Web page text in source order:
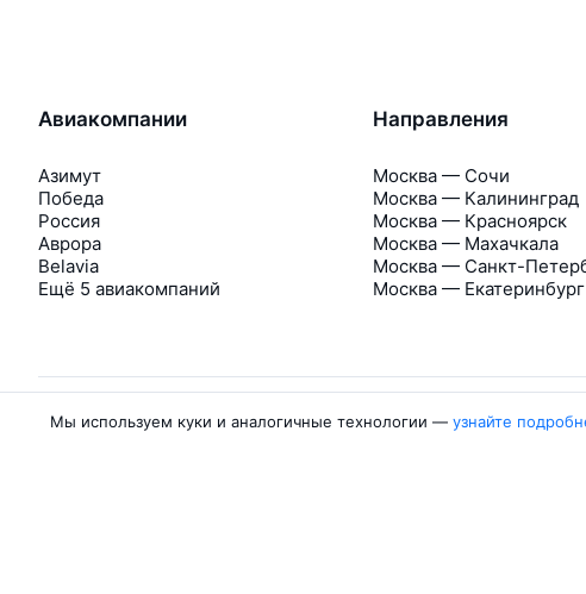
Авиакомпании
Азимут
Победа
Россия
Аврора
Belavia
Ещё 5 авиакомпаний
Направления
Москва — Сочи
Москва — Калининград
Москва — Красноярск
Москва — Махачкала
Москва — Санкт-
Москва — Екатеринбург
Мы используем куки и аналогичные технологии — узнайте